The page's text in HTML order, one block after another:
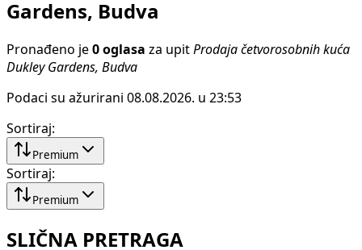
Gardens, Budva
Pronađeno je 0 oglasa za upit Prodaja četvorosobnih kuća
Dukley Gardens, Budva
Podaci su ažurirani 08.08.2026. u 23:53
Sortiraj:
Premium
Sortiraj:
Premium
SLIČNA PRETRAGA